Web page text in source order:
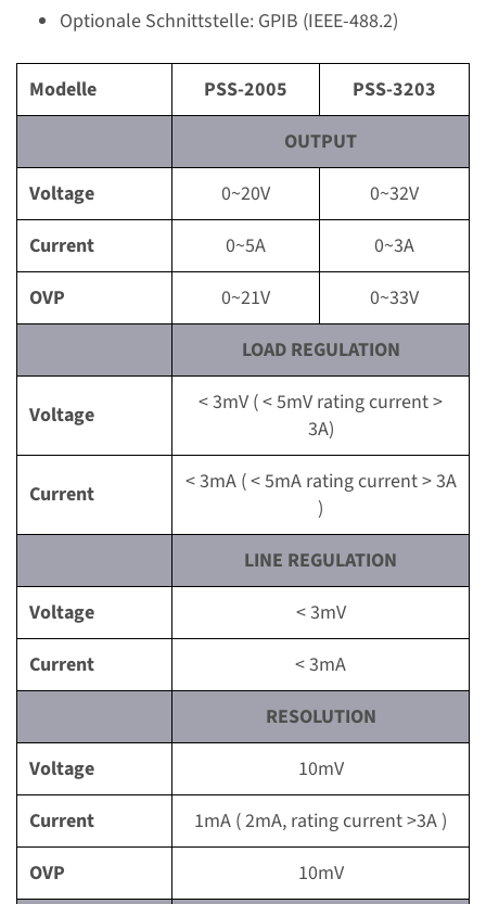
Optionale Schnittstelle: GPIB (IEEE-488.2)
Modelle PSS-2005
PSS-3203
OUTPUT
Voltage
0~20V
0~32V
Current
0~5A
0~3A
OVP
0~21V
0~33V
LOAD REGULATION
Voltage
< 3mV ( < 5mV rating current >
3A)
Current
< 3mA ( < 5mA rating current > 3A
)
LINE REGULATION
Voltage
< 3mV
Current
< 3mA
RESOLUTION
Voltage
10mV
Current
1mA ( 2mA, rating current >3A )
OVP
10mV